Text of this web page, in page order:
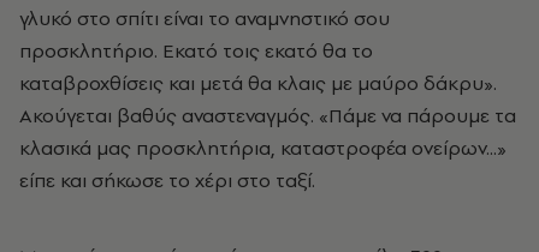
γλυκό στο σπίτι είναι το αναμνηστικό σου
προσκλητήριο. Eκατό τοις εκατό θα το
καταβροχθίσεις και μετά θα κλαις με μαύρο δάκρυ».
Aκούγεται βαθύς αναστεναγμός. «Πάμε να πάρουμε τα
κλασικά μας προσκλητήρια, καταστροφέα ονείρων...»
είπε και σήκωσε το χέρι στο ταξί.